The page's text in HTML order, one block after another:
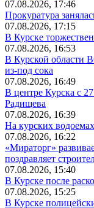
07.08.2026, 17:46
Прокуратура
07.08.2026, 17:15
В Курске
07.08.2026, 16:53
В Курской области
из-под сока
07.08.2026, 16:49
В центре Курска с 27
Радищева
07.08.2026, 16:39
На курских
07.08.2026, 16:22
«Мираторг»
поздравляет
07.08.2026, 15:40
В Курске после
07.08.2026, 15:25
В Курске